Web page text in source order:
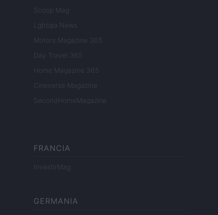
Scoop Mag
Lgbtqia News
Motors Magazine 365
Day Travel 365
Home Magazine 365
Cineverse Magazine
SecondHomeMagazine
FRANCIA
InvestirMag
GERMANIA